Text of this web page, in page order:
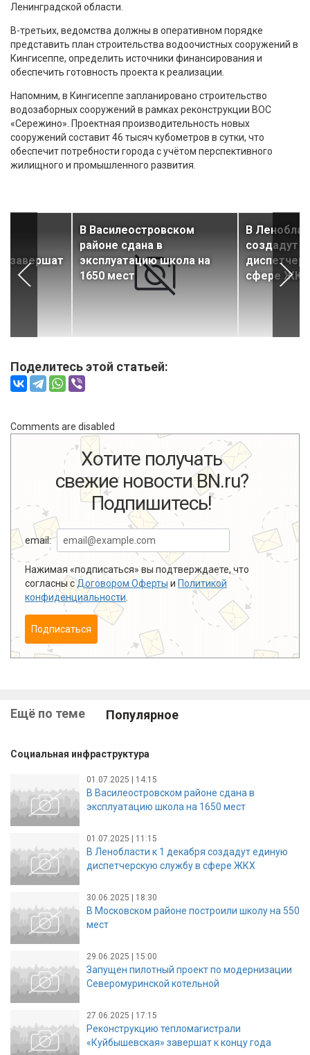
Ленинградской области.
В-третьих, ведомства должны в оперативном порядке
представить план строительства водоочистных сооружений в
Кингисеппе, определить источники финансирования и
обеспечить готовность проекта к реализации.
Напомним, в Кингисеппе запланировано строительство
водозаборных сооружений в рамках реконструкции ВОС
«Сережино». Проектная производительность новых
сооружений составит 46 тысяч кубометров в сутки, что
обеспечит потребности города с учётом перспективного
жилищного и промышленного развития.
завершат
В Василеостровском
районе сдана в
эксплуатацию школа на
1650 мест
В
создадут
сфере ЖКХ
Поделитесь этой статьей:
Comments are disabled
Хотите получать
свежие новости BN.ru?
Подпишитесь!
email:
Нажимая «подписаться» вы подтверждаете, что
согласны сДоговором Оферты и Политикой
конфиденциальности
Подписаться
Ещё по теме Популярное
Социальная инфраструктура
01.07.2025 | 14:15
В Василеостровском районе сдана в
эксплуатацию школа на 1650 мест
01.07.2025 | 11:15
В Ленобласти к 1 декабря создадут единую
диспетчерскую службу в сфере ЖКХ
30.06.2025 | 18:30
В Московском районе построили школу на 550
мест
29.06.2025 | 15:00
Запущен пилотный проект по модернизации
Северомуринской котельной
27.06.2025 | 17:15
Реконструкцию тепломагистрали
«Куйбышевская» завершат к концу года